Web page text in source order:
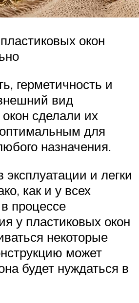
окон
герметичность и
вид
сделали их
для
назначения.
и легки
как и у всех
процессе
у пластиковых окон
некоторые
может
будет нуждаться в